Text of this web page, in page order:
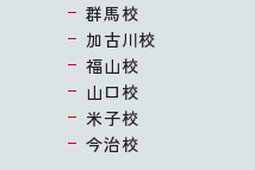
群馬校
加古川校
福山校
山口校
米子校
今治校